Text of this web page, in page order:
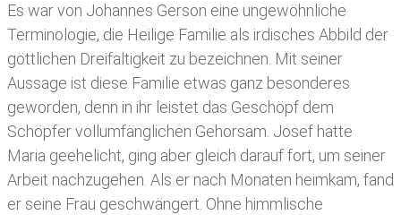
Es war von Johannes Gerson eine ungewöhnliche
Terminologie, die Heilige Familie als irdisches Abbild der
göttlichen Dreifaltigkeit zu bezeichnen. Mit seiner
Aussage ist diese Familie etwas ganz besonderes
geworden, denn in ihr leistet das Geschöpf dem
Schöpfer vollumfänglichen Gehorsam. Josef hatte
Maria geehelicht, ging aber gleich darauf fort, um seiner
Arbeit nachzugehen. Als er nach Monaten heimkam, fand
er seine Frau geschwängert. Ohne himmlische